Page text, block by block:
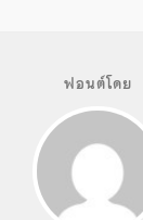
ฟอนต์โดย